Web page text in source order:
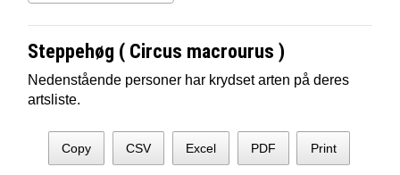
Steppehøg ( Circus macrourus )
Nedenstående personer har krydset arten på deres
artsliste.
Copy CSV Excel PDF Print